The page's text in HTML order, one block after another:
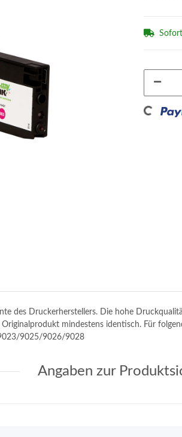
Loading...
des Druckerherstellers. Die hohe
mindestens identisch. Für
9025/9026/9028
Angaben zur